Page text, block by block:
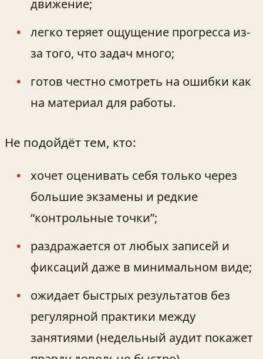
движение;
легко теряет ощущение прогресса из-
за того, что задач много;
готов честно смотреть на ошибки как
на материал для работы.
Не подойдёт тем, кто:
хочет оценивать себя только через
большие экзамены и редкие
“контрольные точки”;
раздражается от любых записей и
фиксаций даже в минимальном виде;
ожидает быстрых результатов без
регулярной практики между
занятиями (недельный аудит покажет